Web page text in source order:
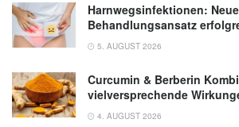
Harnwegsinfektionen:
Behandlungsansatz
5. AUGUST 2026
Curcumin & Berberin
vielversprechende
4. AUGUST 2026